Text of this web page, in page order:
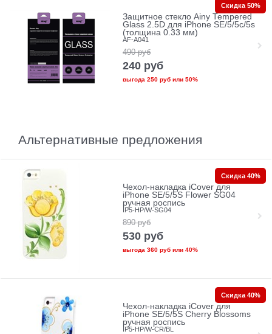
Защитное стекло Ainy Tempered
Glass 2.5D для iPhone SE/5/5c/5s
(толщина 0.33 мм)
AF-A041
490 руб
240 руб
выгода 250 рубили 50%
Скидка 50%
Альтернативные предложения
Чехол-накладка iCover для
iPhone SE/5/5S Flower SG04
ручная роспись
IP5-HP/W-SG04
890 руб
530 руб
выгода 360 рубили 40%
Скидка 40%
Чехол-накладка iCover для
iPhone SE/5/5S Cherry Blossoms
ручная роспись
IP5-HP/W-CR/BL
Скидка 40%